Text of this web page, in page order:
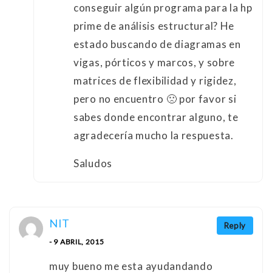
conseguir algún programa para la hp
prime de análisis estructural? He
estado buscando de diagramas en
vigas, pórticos y marcos, y sobre
matrices de flexibilidad y rigidez,
pero no encuentro 🙁 por favor si
sabes donde encontrar alguno, te
agradecería mucho la respuesta.
Saludos
Reply
NIT
- 9 ABRIL, 2015
muy bueno me esta ayudandando